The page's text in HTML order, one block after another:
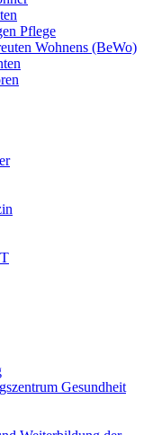
Pflege
Wohnens (BeWo)
Gesundheit